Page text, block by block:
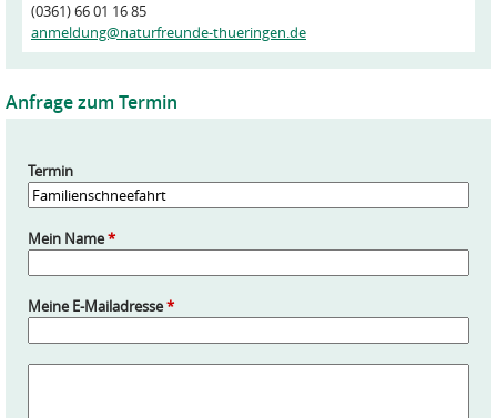
(0361) 66 01 16 85
anmeldung@naturfreunde-thueringen.de
Anfrage zum Termin
Termin
Mein Name*
Meine E-Mailadresse*